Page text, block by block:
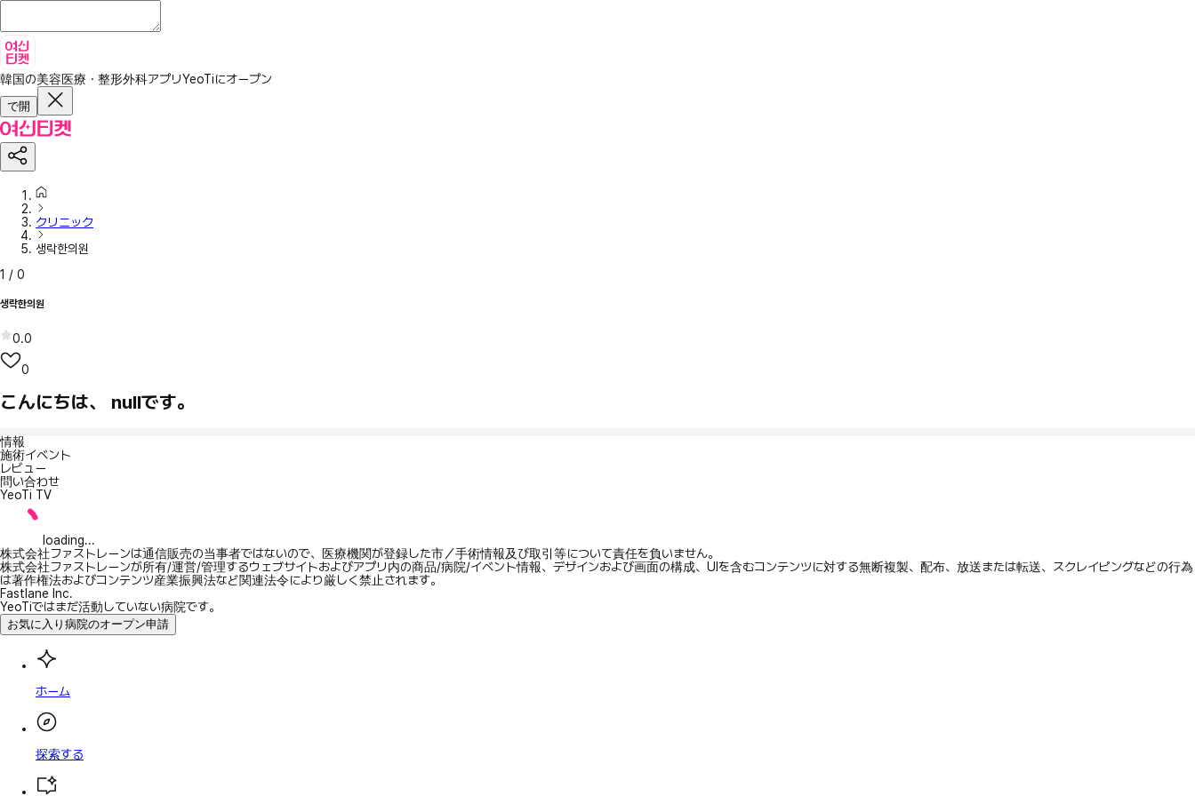
韓国の美容医療・整形外科アプリYeoTiにオープン
で開
クリニック
생락한의원
1 / 0
생락한의원
0.0
0
こんにちは、 nullです。
情報
施術イベント
レビュー
問い合わせ
YeoTi TV
loading...
株式会社ファストレーンは通信販売の当事者ではないので、医療機関が登録した市／手術情報及び取引等について責任を負いません。
株式会社ファストレーンが所有/運営/管理するウェブサイトおよびアプリ内の商品/病院/イベント情報、デザインおよび画面の構成、UIを含むコンテンツに対する無断複製、配布、放送または転送、スクレイピングなどの行為
は著作権法およびコンテンツ産業振興法など関連法令により厳しく禁止されます。
Fastlane Inc.
YeoTiではまだ活動していない病院です。
お気に入り病院のオープン申請
ホーム
探索する